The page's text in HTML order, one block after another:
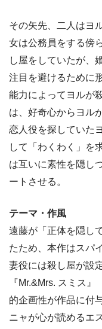
その矢先、二人はヨ
女は公務員をする傍
し屋をしていたが、
注目を避けるために
能力によってヨルが
は、好奇心からヨル
恋人役を探していた
して「わくわく」を
は互いに素性を隠し
ートさせる。
テーマ・作風
遠藤が「正体を隠し
たため、本作はスパ
妻役には殺し屋が設
『Mr.&Mrs. スミス
的企画性が作品に付
ニャが心が読めるエ